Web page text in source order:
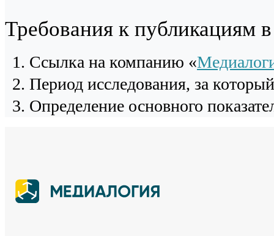
Требования к публикациям
Cсылка на компанию «
Период исследования, за
Определение основного